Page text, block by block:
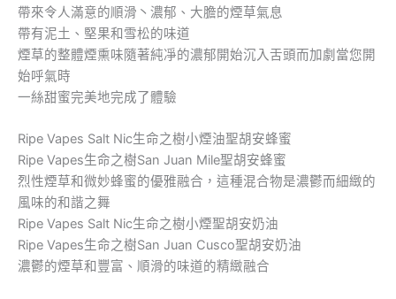
帶來令人滿意的順滑丶濃郁、大膽的煙草氣息
帶有泥土、堅果和雪松的味道
煙草的整體煙熏味隨著純凈的濃郁開始沉入舌頭而加劇當您開
始呼氣時
一絲甜蜜完美地完成了體驗
Ripe Vapes Salt Nic生命之樹小煙油聖胡安蜂蜜
Ripe Vapes生命之樹San Juan Mile聖胡安蜂蜜
烈性煙草和微妙蜂蜜的優雅融合，這種混合物是濃鬱而細緻的
風味的和諧之舞
Ripe Vapes Salt Nic生命之樹小煙聖胡安奶油
Ripe Vapes生命之樹San Juan Cusco聖胡安奶油
濃鬱的煙草和豐富、順滑的味道的精緻融合